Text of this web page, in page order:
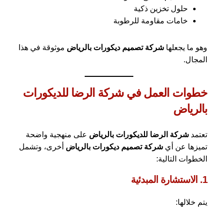
حلول تخزين ذكية
خامات مقاومة للرطوبة
وهو ما يجعلهاشركة تصميم ديكورات بالرياض موثوقة في هذا
المجال.
خطوات العمل في شركة الرضا للديكورات
بالرياض
تعتمدشركة الرضا للديكورات بالرياض على منهجية واضحة
تميزها عن أيشركة تصميم ديكورات بالرياض أخرى، وتشمل
الخطوات التالية:
1. الاستشارة المبدئية
يتم خلالها: